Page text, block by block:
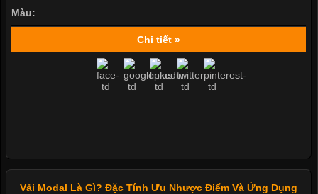
Màu:
Chi tiết »
Vải Modal Là Gì? Đặc Tính Ưu Nhược Điểm Và Ứng Dụng